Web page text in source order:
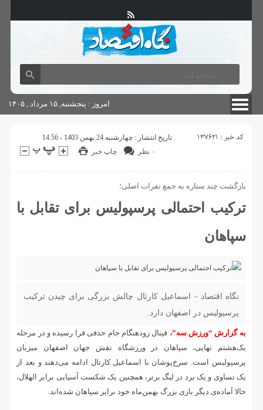
آگهی های دولتی چاپ
امروز : پنجشنبه, ۱۵ مرداد , ۱۴۰۵
کد خبر : 137621
تاریخ انتشار : چهارشنبه 24 بهمن 1403 - 14:56
چاپ خبر
۰ نظر
بازگشت چند ستاره به جمع نفرات اصلی؛
ترکیب احتمالی پرسپولیس برای تقابل با
سپاهان
نگاه اقتصاد – اسماعیل کارتال چالش بزرگی برای چیدن ترکیب
پرسپولیس در اصفهان دارد.
به گزارش “ورزش سه”، فینال زودهنگام جام حذفی فرا رسیده و در مرحله
یک‌هشتم نهایی، سپاهان در ورزشگاه نقش جهان اصفهان میزبان
پرسپولیس است. سرخ‌پوشان با اسماعیل کارتال ادامه می‌دهند و بعد از
یک تساوی و یک برد در لیگ برتر، همچنین یک شکست آسیایی برابر الهلال،
حالا آماده‌ی دیگر بازی بزرگ بهمن‌ماه خود برابر سپاهان شده‌اند.